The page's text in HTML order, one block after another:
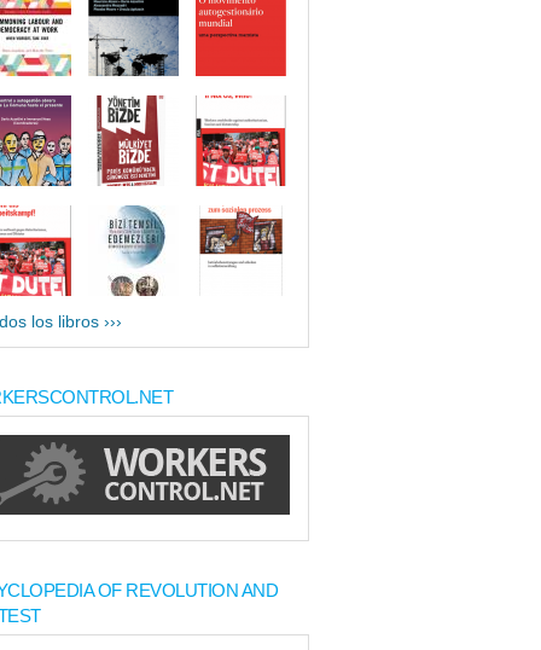
los libros ›››
OF REVOLUTION AND